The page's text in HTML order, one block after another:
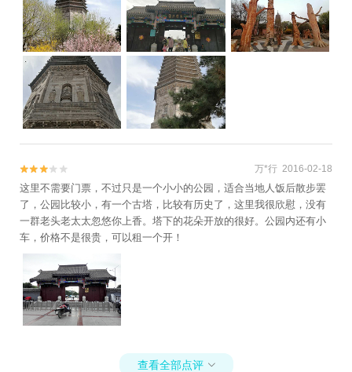

 万*行 2016-02-18
这里不需要门票，不过只是一个小小的公园，适合当地人饭后散步罢
了，公园比较小，有一个古塔，比较有历史了，这里我很欣慰，没有
一群老头老太太忽悠你上香。塔下的花朵开放的很好。公园内还有小
车，价格不是很贵，可以租一个开！
查看全部点评 